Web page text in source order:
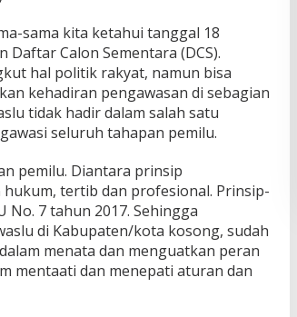
sama kita ketahui tanggal 18
Calon Sementara (DCS).
hal politik rakyat, namun bisa
kehadiran pengawasan di sebagian
tidak hadir dalam salah satu
seluruh tahapan pemilu.
pemilu. Diantara prinsip
tertib dan profesional. Prinsip-
7 tahun 2017. Sehingga
di Kabupaten/kota kosong, sudah
menata dan menguatkan peran
mentaati dan menepati aturan dan